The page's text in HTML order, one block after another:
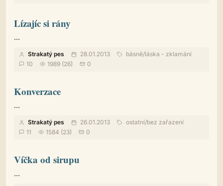
Lízajíc si rány
...
Strakatý pes 28.01.2013 básně/láska - zklamání
10
1989 (26) 0
Konverzace
...
Strakatý pes 26.01.2013 ostatní/bez zařazení
11
1584 (23) 0
Víčka od sirupu
...